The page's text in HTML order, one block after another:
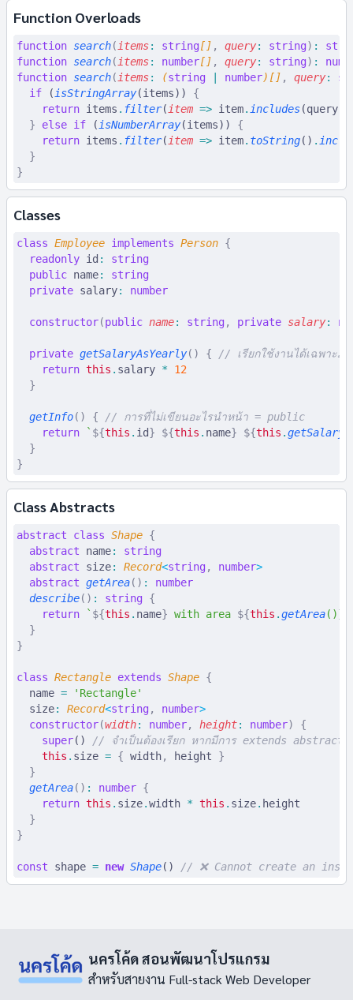
Function Overloads
function search( items: string[] , query: string) :
function search( items: number[] , query: string) :
function search( items: (string number)[] , query:
  if
( isStringArray(items)) {
    return
items . filter( item => item. includes(query))
  }
else if ( isNumberArray(items)) {
    return
items . filter( item => item. toString() .
  }
}
Classes
class Employee implements Person {
  readonly
id :
string
  public
name:
string
  private
salary: number
  constructor
(public name: string, private salary:
  private
getSalaryAsYearly() { // เรียกใช้งานได้เฉพาะภ
    return
this . salary * 12
  }
  getInfo
() { // การที่ไม่เขียนอะไรนำหน้า = public
    return
` ${this . id} ${this . name} ${this .
  }
}
Class Abstracts
abstract class Shape {
  abstract
name:
string
  abstract
size: Record<string, number>
  abstract
getArea() :
number
  describe
() : string {
    return
` ${this . name} with area ${this .getArea()}
  }
}
class Rectangle extends Shape {
  name
= 'Rectangle'
  size
: Record<string, number>
  constructor
(width: number, height: number)
{
    super
()
// จำเป็นต้องเรียก หากมีการ extends abstract
    this
. size = { width, height }
  }
  getArea
() : number {
    return
this . size.width * this . size. height
  }
}
const shape = new Shape() // ❌ Cannot create an
นครโค้ด สอนพัฒนาโปรแกรม
สำหรับสายงาน Full-stack Web Developer